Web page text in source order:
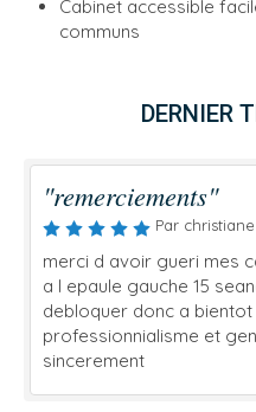
Cabinet accessible
communs
DERNIER
"remerciements"
Par christiane
merci d avoir gueri mes
a l epaule gauche 15
debloquer donc a
professionnialisme et
sincerement